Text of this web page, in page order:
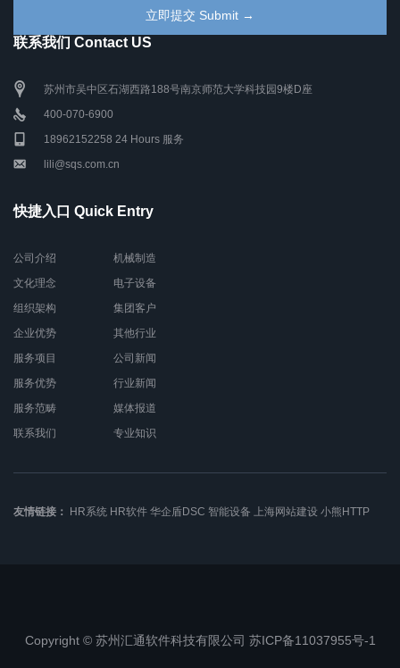
联系我们 Contact US
苏州市吴中区石湖西路188号南京师范大学科技园9楼D座
400-070-6900
18962152258 24 Hours 服务
lili@sqs.com.cn
快捷入口 Quick Entry
公司介绍
文化理念
组织架构
企业优势
服务项目
服务优势
服务范畴
联系我们
机械制造
电子设备
集团客户
其他行业
公司新闻
行业新闻
媒体报道
专业知识
友情链接： HR系统 HR软件 华企盾DSC 智能设备 上海网站建设 小熊HTTP
Copyright © 苏州汇通软件科技有限公司 苏ICP备11037955号-1